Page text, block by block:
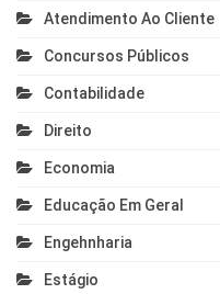
Atendimento Ao Cliente
Concursos Públicos
Contabilidade
Direito
Economia
Educação Em Geral
Engehnharia
Estágio